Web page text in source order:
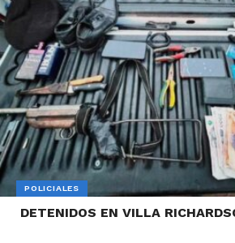
POLICIALES
DETENIDOS EN VILLA